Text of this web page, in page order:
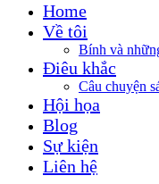
Home
Về tôi
Bính và
Điêu khắc
Câu chuyện
Hội họa
Blog
Sự kiện
Liên hệ